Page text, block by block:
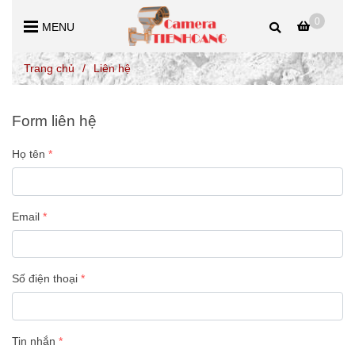
0
MENU
Trang chủ / Liên hệ
Form liên hệ
Họ tên
Email
Số điện thoại
Tin nhắn